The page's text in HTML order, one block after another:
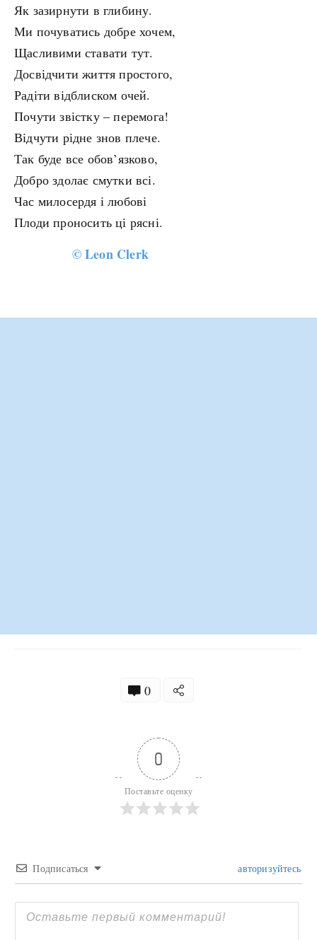
Як зазирнути в глибину.
Ми почуватись добре хочем,
Щасливими ставати тут.
Досвідчити життя простого,
Радіти відблиском очей.
Почути звістку – перемога!
Відчути рідне знов плече.
Так буде все обов’язково,
Добро здолає смутки всі.
Час милосердя і любові
Плоди проносить ці рясні.
©Leon Clerk
0
0
Поставьте оценку
Подписаться авторизуйтесь